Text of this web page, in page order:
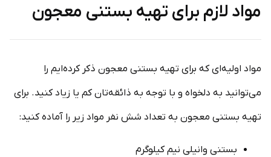
مواد لازم برای تهیه بستنی معجون
مواد اولیه‌ای که برای تهیه بستنی معجون ذکر کرده‌ایم را
می‌توانید به دلخواه و با توجه به ذائقه‌تان کم یا زیاد کنید. برای
تهیه بستنی معجون به تعداد شش نفر مواد زیر را آماده کنید:
بستنی وانیلی نیم کیلوگرم